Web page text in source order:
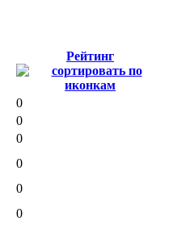
Рейтинг
0
0
0
0
0
0